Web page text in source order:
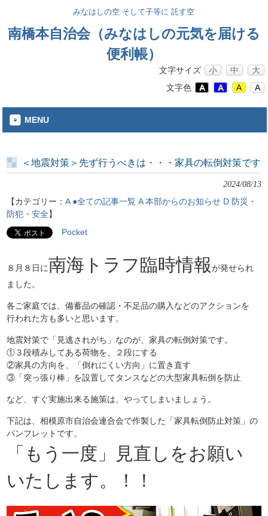
みなはしの空 そして子等に 託す空
南橋本自治会（みなはしの元気を届ける
便利帳）
文字サイズ 小 中
大
文字色
A A A A
MENU
＜地震対策＞先ず行うべきは・・・家具の転倒対策です
2024/08/13
【カテゴリー：A ●全ての記事一覧 A 本部からのお知らせ D 防災・
防犯・安全】
Pocket
８月８日に南海トラフ臨時情報が発せられ
ました。
各ご家庭では、備蓄品の確認・不足品の購入などのアクションを
行われた方も多いと思います。
地震対策で「見逃されがち」なのが、家具の転倒対策です。
①３段積みしてある荷物を、２段にする
②家具の方向を、「倒れにくい方向」に置き直す
③「突っ張り棒」を設置してタンスなどの大型家具転倒を防止
など、すぐ実施出来る施策は、やってしまいましょう。
下記は、相模原市自治会連合会で作製した「家具転倒防止対策」の
パンフレットです。
「もう一度」見直しをお願い
いたします。！！